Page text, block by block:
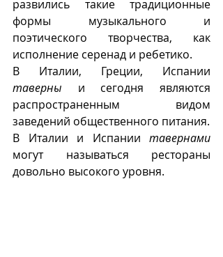
развились такие традиционные
формы музыкального и
поэтического творчества, как
исполнение серенад и ребетико.
таверны и сегодня являются
распространенным видом
заведений общественного питания.
В Италии и Испании тавернами
могут называться рестораны
довольно высокого уровня.